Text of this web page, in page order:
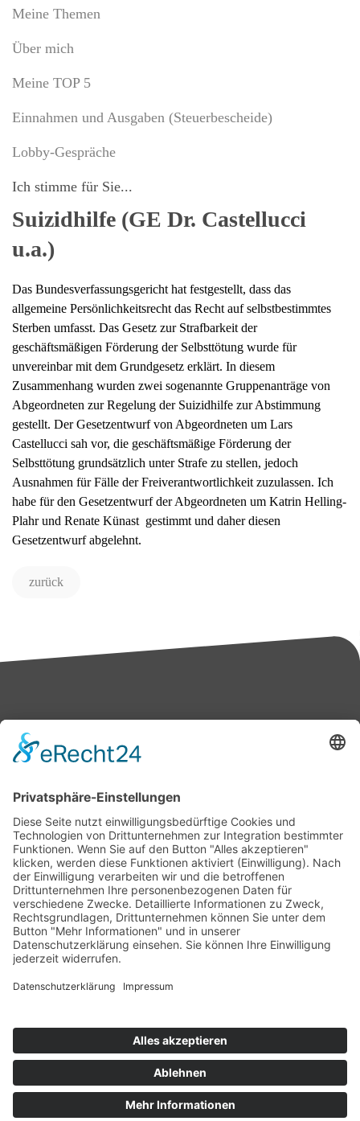
Meine Themen
Über mich
Meine TOP 5
Einnahmen und Ausgaben (Steuerbescheide)
Lobby-Gespräche
Ich stimme für Sie...
Suizidhilfe (GE Dr. Castellucci
u.a.)
Das Bundesverfassungsgericht hat festgestellt, dass das
allgemeine Persönlichkeitsrecht das Recht auf selbstbestimmtes
Sterben umfasst. Das Gesetz zur Strafbarkeit der
geschäftsmäßigen Förderung der Selbsttötung wurde für
unvereinbar mit dem Grundgesetz erklärt. In diesem
Zusammenhang wurden zwei sogenannte Gruppenanträge von
Abgeordneten zur Regelung der Suizidhilfe zur Abstimmung
gestellt. Der Gesetzentwurf von Abgeordneten um Lars
Castellucci sah vor, die geschäftsmäßige Förderung der
Selbsttötung grundsätzlich unter Strafe zu stellen, jedoch
Ausnahmen für Fälle der Freiverantwortlichkeit zuzulassen. Ich
habe für den Gesetzentwurf der Abgeordneten um Katrin Helling-
Plahr und Renate Künast gestimmt und daher diesen
Gesetzentwurf abgelehnt.
zurück
Mitglied des Deutschen Bundestages
Presse & Downloads
Pressemitteilungen
Pressefotos
BASis Info
Newsletter-Abo
Kontakt Datenschutz
Impressum